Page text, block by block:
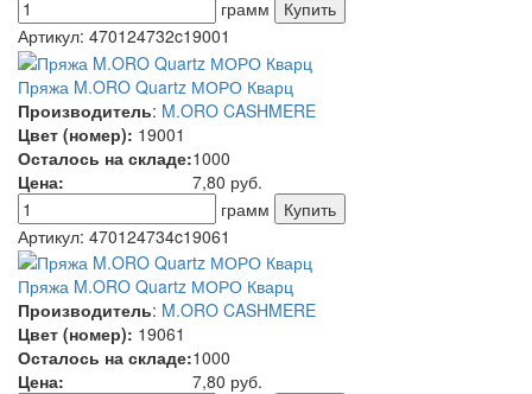
грамм
Артикул: 470124732c19001
Пряжа M.ORO Quartz МОРО Кварц
Производитель: M.ORO CASHMERE
Цвет (номер): 19001
Осталось на складе:1000
Цена:
7,80 руб.
грамм
Артикул: 470124734c19061
Пряжа M.ORO Quartz МОРО Кварц
Производитель: M.ORO CASHMERE
Цвет (номер): 19061
Осталось на складе:1000
Цена:
7,80 руб.